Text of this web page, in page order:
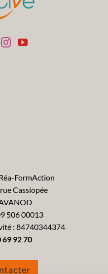
FormAction
Cassiopée
506 00013
: 84740344374
69 92 70